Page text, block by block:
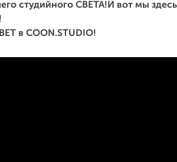
студийного СВЕТА!И вот мы
в COON.STUDIO!